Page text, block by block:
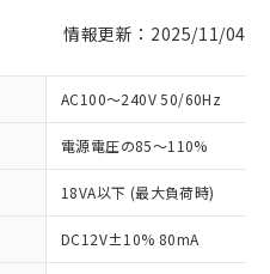
情報更新：2025/11/04
AC100～240V 50/60Hz
電源電圧の85～110%
18VA以下 (最大負荷時)
DC12V±10% 80mA